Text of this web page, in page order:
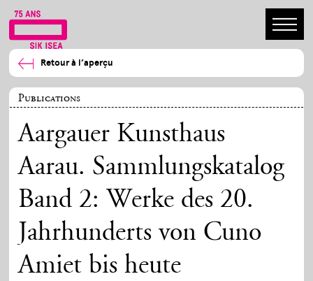
Retour à l’aperçu
Publications
Aargauer Kunsthaus
Aarau. Sammlungskatalog
Band 2: Werke des 20.
Jahrhunderts von Cuno
Amiet bis heute